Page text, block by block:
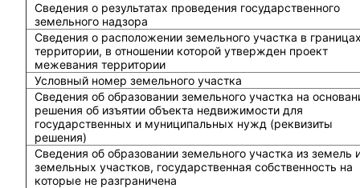
Сведения о результатах проведения государственного
земельного надзора
Сведения о расположении земельного участка в
территории, в отношении которой утвержден проект
межевания территории
Условный номер земельного участка
Сведения об образовании земельного участка на
решения об изъятии объекта недвижимости для
государственных и муниципальных нужд (реквизиты
решения)
Сведения об образовании земельного участка из земель
земельных участков, государственная собственность на
которые не разграничена